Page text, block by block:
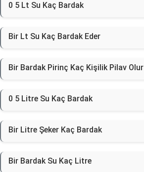
0 5 Lt Su Kaç Bardak
Bir Lt Su Kaç Bardak Eder
Bir Bardak Pirinç Kaç Kişilik Pilav Olur
0 5 Litre Su Kaç Bardak
Bir Litre Şeker Kaç Bardak
Bir Bardak Su Kaç Litre